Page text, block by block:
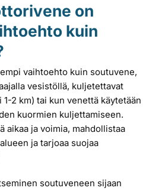
on
kuin
vaihtoehto kuin soutuvene,
vesistöllä, kuljetettavat
2 km) tai kun venettä käytetään
kuormien kuljettamiseen.
aikaa ja voimia, mahdollistaa
ja tarjoaa suojaa
soutuveneen sijaan